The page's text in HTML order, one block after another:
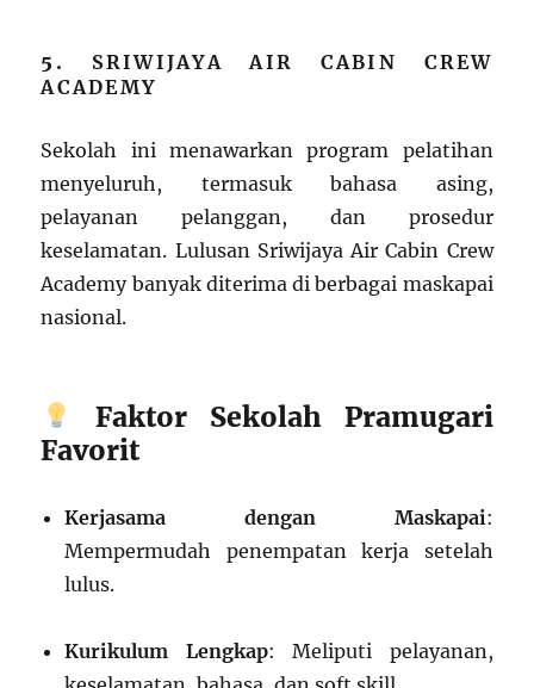
5. SRIWIJAYA AIR CABIN CREW
ACADEMY
Sekolah ini menawarkan program pelatihan
menyeluruh, termasuk bahasa asing,
pelayanan pelanggan, dan prosedur
keselamatan. Lulusan Sriwijaya Air Cabin Crew
Academy banyak diterima di berbagai maskapai
nasional.
Faktor Sekolah Pramugari
Favorit
Kerjasama dengan Maskapai:
Mempermudah penempatan kerja setelah
lulus.
Kurikulum Lengkap: Meliputi pelayanan,